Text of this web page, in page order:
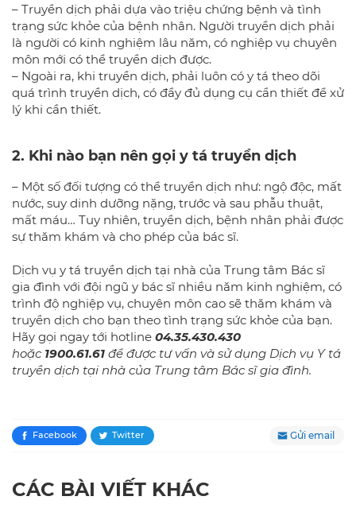
– Truyền dịch phải dựa vào triệu chứng bệnh và tình
trạng sức khỏe của bệnh nhân. Người truyền dịch phải
là người có kinh nghiệm lâu năm, có nghiệp vụ chuyên
môn mới có thể truyền dịch được.
– Ngoài ra, khi truyền dịch, phải luôn có y tá theo dõi
quá trình truyền dịch, có đầy đủ dụng cụ cần thiết để xử
lý khi cần thiết.
2. Khi nào bạn nên gọi y tá truyền dịch
– Một số đối tượng có thể truyền dịch như: ngộ độc, mất
nước, suy dinh dưỡng nặng, trước và sau phẫu thuật,
mất máu… Tuy nhiên, truyền dịch, bệnh nhân phải được
sự thăm khám và cho phép của bác sĩ.
Dịch vụ y tá truyền dịch tại nhà của Trung tâm Bác sĩ
gia đình với đội ngũ y bác sĩ nhiều năm kinh nghiệm, có
trình độ nghiệp vụ, chuyên môn cao sẽ thăm khám và
truyền dịch cho bạn theo tình trạng sức khỏe của bạn.
Hãy gọi ngay tới hotline 04.35.430.430
hoặc 1900.61.61 để được tư vấn và sử dụng Dịch vụ Y tá
truyền dịch tại nhà của Trung tâm Bác sĩ gia đình.
Facebook Twitter Gửi email
CÁC BÀI VIẾT KHÁC